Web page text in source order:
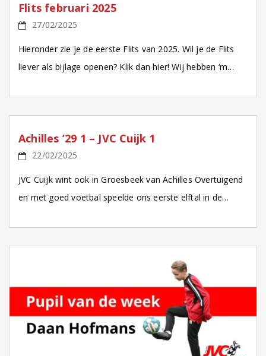
Flits februari 2025
27/02/2025
Hieronder zie je de eerste Flits van 2025. Wil je de Flits
liever als bijlage openen? Klik dan hier! Wij hebben ‘m
Achilles ’29 1 – JVC Cuijk 1
22/02/2025
JVC Cuijk wint ook in Groesbeek van Achilles Overtuigend
en met goed voetbal speelde ons eerste elftal in de